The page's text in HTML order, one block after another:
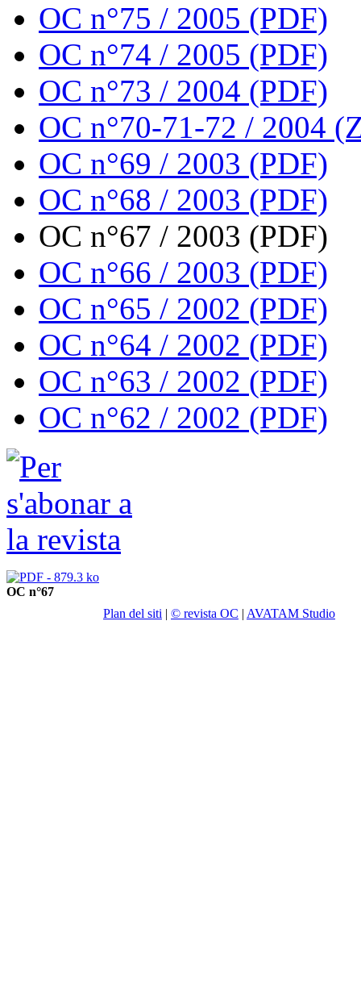
OC n°75 / 2005 (PDF)
OC n°74 / 2005 (PDF)
OC n°73 / 2004 (PDF)
OC n°70-71-72 / 2004
OC n°69 / 2003 (PDF)
OC n°68 / 2003 (PDF)
OC n°67 / 2003 (PDF)
OC n°66 / 2003 (PDF)
OC n°65 / 2002 (PDF)
OC n°64 / 2002 (PDF)
OC n°63 / 2002 (PDF)
OC n°62 / 2002 (PDF)
OC n°67
Plan del siti | © revista OC | AVATAM Studio